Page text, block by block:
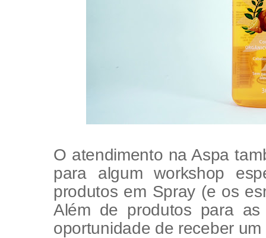
O atendimento na Aspa
para algum workshop
produtos em Spray (e os
Além de produtos para
oportunidade de receber